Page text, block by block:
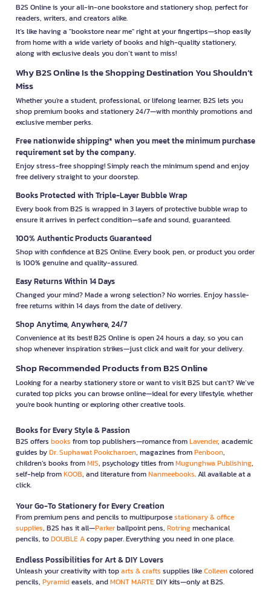
B2S Online is your all-in-one bookstore and stationery shop, perfect for
readers, writers, and creators alike.
It’s like having a "bookstore near me" right at your fingertips—shop easily
from home with a wide variety of books and high-quality stationery,
along with exclusive deals you don’t want to miss!
Why B2S Online Is the Shopping Destination You Shouldn’t
Miss
Whether you're a student, professional, or lifelong learner, B2S lets you
shop premium books and stationery 24/7—with monthly promotions and
exclusive member perks.
Free nationwide shipping* when you meet the minimum purchase
requirement set by the company.
Enjoy stress-free shopping! Simply reach the minimum spend and enjoy
free delivery straight to your doorstep.
Books Protected with Triple-Layer Bubble Wrap
Every book from B2S is wrapped in 3 layers of protective bubble wrap to
ensure it arrives in perfect condition—safe and sound, guaranteed.
100% Authentic Products Guaranteed
Shop with confidence at B2S Online. Every book, pen, or product you order
is 100% genuine and quality-assured.
Easy Returns Within 14 Days
Changed your mind? Made a wrong selection? No worries. Enjoy hassle-
free returns within 14 days from the date of delivery.
Shop Anytime, Anywhere, 24/7
Convenience at its best! B2S Online is open 24 hours a day, so you can
shop whenever inspiration strikes—just click and wait for your delivery.
Shop Recommended Products from B2S Online
Looking for a nearby stationery store or want to visit B2S but can't? We’ve
curated top picks you can browse online—ideal for every lifestyle, whether
you're book hunting or exploring other creative tools.
Books for Every Style & Passion
B2S offers books from top publishers—romance fromLavender, academic
guides byDr. Suphawat Pookcharoen, magazines fromPenboon,
children’s books fromMIS, psychology titles fromMugunghwa Publishing,
self-help fromKOOB, and literature fromNanmeebooks. All available at a
click.
Your Go-To Stationery for Every Creation
From premium pens and pencils to multipurposestationary & office
supplies, B2S has it all—Parkerballpoint pens, Rotringmechanical
pencils, toDOUBLE Acopy paper. Everything you need in one place.
Endless Possibilities for Art & DIY Lovers
Unleash your creativity with toparts & crafts supplies likeColleencolored
pencils, Pyramideasels, andMONT MARTEDIY kits—only at B2S.